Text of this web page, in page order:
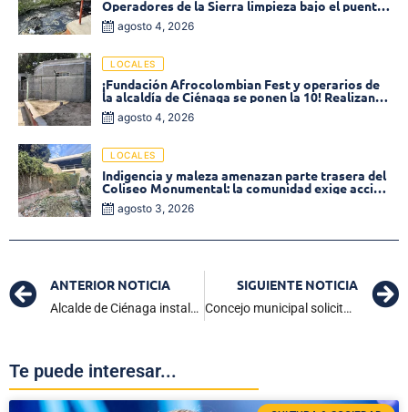
Operadores de la Sierra limpieza bajo el puente
de la calle 19 con carrera 11
agosto 4, 2026
LOCALES
¡Fundación Afrocolombian Fest y operarios de
la alcaldía de Ciénaga se ponen la 10! Realizan
limpieza de la parte posterior del Coliseo
Monumental
agosto 4, 2026
LOCALES
Indigencia y maleza amenazan parte trasera del
Coliseo Monumental: la comunidad exige acción
inmediata!
agosto 3, 2026
ANTERIOR NOTICIA
Alcalde de Ciénaga instala primer periodo de sesiones ordinarias del Concejo
SIGUIENTE NOTICIA
Concejo municipal solicita informe detallado sobre la inversión del Festival del Caimán Cienaguero 2025
Te puede interesar...